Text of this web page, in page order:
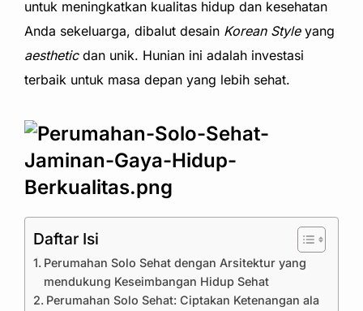
untuk meningkatkan kualitas hidup dan kesehatan
Anda sekeluarga, dibalut desain Korean Styleyang
aestheticdan unik. Hunian ini adalah investasi
terbaik untuk masa depan yang lebih sehat.
Daftar Isi
Perumahan Solo Sehat dengan Arsitektur yang
mendukung Keseimbangan Hidup Sehat
Perumahan Solo Sehat: Ciptakan Ketenangan ala